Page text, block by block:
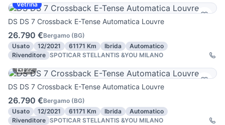
Vetrina
DS DS 7 Crossback E-Tense Automatica Louvre
26.790 €Bergamo (BG)
Usato
12/2021 61171 Km Ibrida
Automatico
Rivenditore SPOTICAR STELLANTIS &YOU MILANO
22
DS DS 7 Crossback E-Tense Automatica Louvre
26.790 €Bergamo (BG)
Usato
12/2021 61171 Km Ibrida
Automatico
Rivenditore SPOTICAR STELLANTIS &YOU MILANO